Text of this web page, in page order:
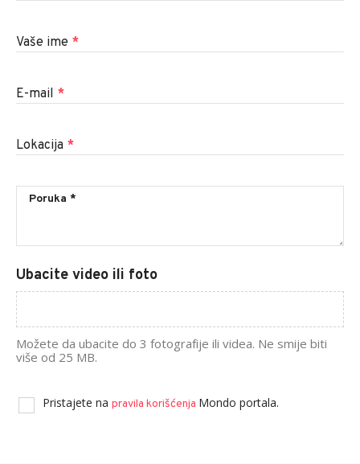
Vaše ime *
E-mail *
Lokacija *
Ubacite video ili foto
Možete da ubacite do 3 fotografije ili videa. Ne smije biti
više od 25 MB.
Pristajete na pravila korišćenja Mondo portala.